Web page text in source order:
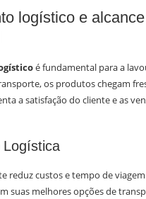
logístico e alcance
é fundamental para a
os produtos chegam
a satisfação do cliente e as
Logística
reduz custos e tempo de
suas melhores opções de